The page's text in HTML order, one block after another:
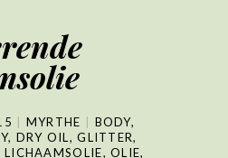
MYRTHE BODY,
, DRY OIL,GLITTER,
LICHAAMSOLIE,OLIE,